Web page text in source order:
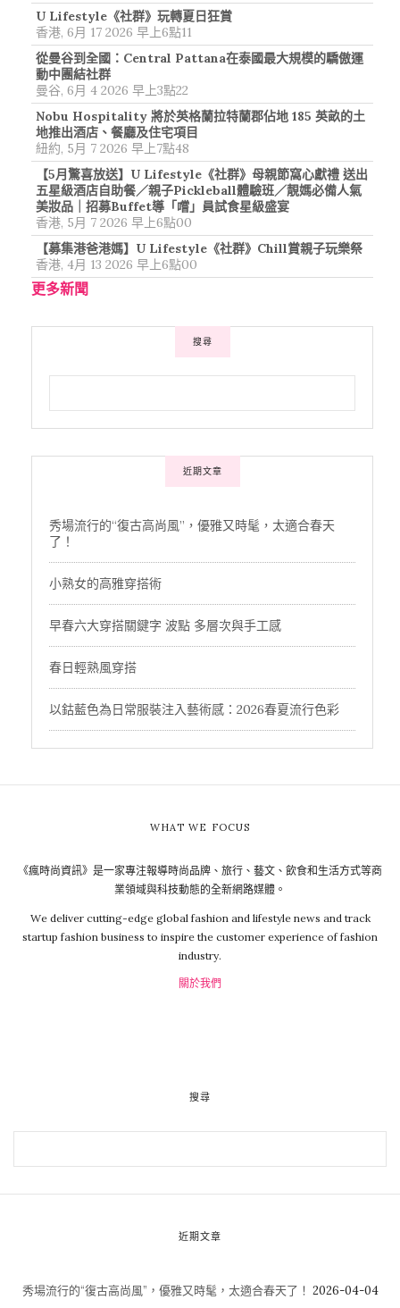
U Lifestyle《社群》玩轉夏日狂賞
香港, 6月 17 2026 早上6點11
從曼谷到全國：Central Pattana在泰國最大規模的驕傲運
動中團結社群
曼谷, 6月 4 2026 早上3點22
Nobu Hospitality 將於英格蘭拉特蘭郡佔地 185 英畝的土
地推出酒店、餐廳及住宅項目
紐約, 5月 7 2026 早上7點48
【5月驚喜放送】U Lifestyle《社群》母親節窩心獻禮 送出
五星級酒店自助餐／親子Pickleball體驗班／靚媽必備人氣
美妝品｜招募Buffet導「嚐」員試食星級盛宴
香港, 5月 7 2026 早上6點00
【募集港爸港媽】U Lifestyle《社群》Chill賞親子玩樂祭
香港, 4月 13 2026 早上6點00
更多新聞
搜尋
近期文章
秀場流行的“復古高尚風”，優雅又時髦，太適合春天
了！
小熟女的高雅穿搭術
早春六大穿搭關鍵字 波點 多層次與手工感
春日輕熟風穿搭
以鈷藍色為日常服裝注入藝術感：2026春夏流行色彩
WHAT WE FOCUS
《瘋時尚資訊》是一家專注報導時尚品牌、旅行、藝文、飲食和生活方式等商
業領域與科技動態的全新網路媒體。
We deliver cutting-edge global fashion and lifestyle news and track
startup fashion business to inspire the customer experience of fashion
industry.
關於我們
搜尋
近期文章
秀場流行的“復古高尚風”，優雅又時髦，太適合春天了！ 2026-04-04